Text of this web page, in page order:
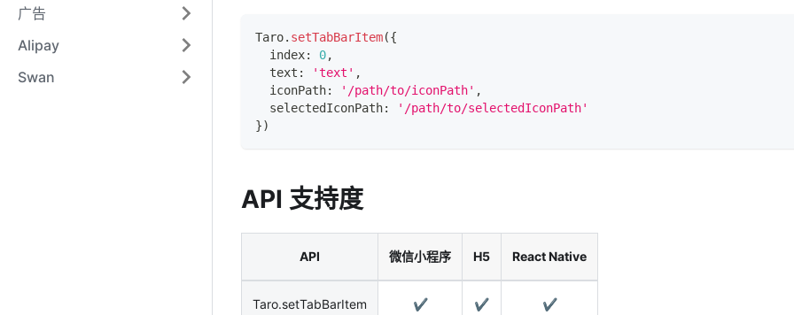
广告
Alipay
Swan
Taro. setTabBarItem({
  index
: 0,
  text
: 'text' ,
  iconPath
: '/path/to/iconPath' ,
  selectedIconPath
:
'/path/to/selectedIconPath'
})
API 支持度
API 微信小程序 H5 React Native
Taro.setTabBarItem ✔️ ✔️ ✔️